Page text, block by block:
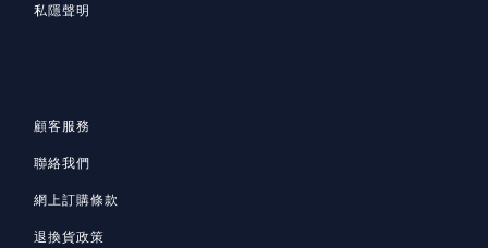
私隱聲明
顧客服務
聯絡我們
網上訂購條款
退換貨政策